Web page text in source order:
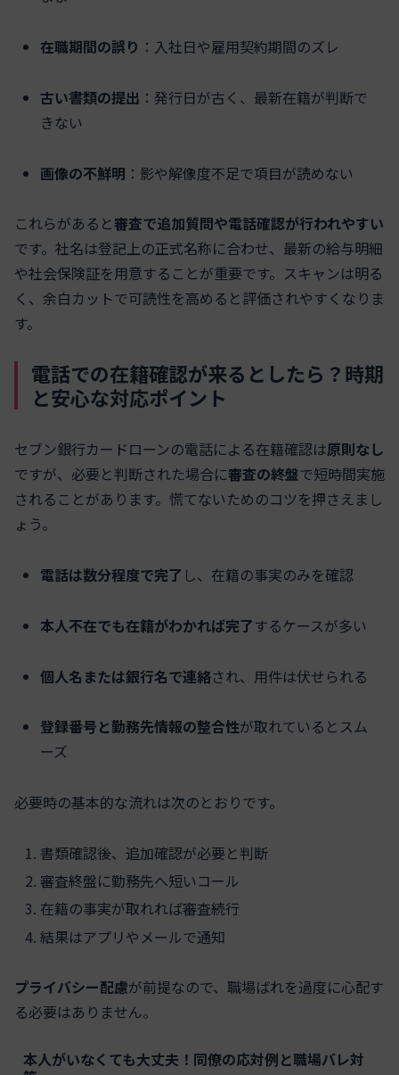
在職期間の誤り ：入社日や雇用契約期間のズレ
古い書類の提出 ：発行日が古く、最新在籍が判断で
きない
画像の不鮮明 ：影や解像度不足で項目が読めない
これらがあると審査で追加質問や電話確認が行われやすい
です。社名は登記上の正式名称に合わせ、最新の給与明細
や社会保険証を用意することが重要です。スキャンは明る
く、余白カットで可読性を高めると評価されやすくなりま
す。
電話での在籍確認が来るとしたら？時期
と安心な対応ポイント
セブン銀行カードローンの電話による在籍確認は原則なし
ですが、必要と判断された場合に審査の終盤で短時間実施
されることがあります。慌てないためのコツを押さえまし
ょう。
電話は数分程度で完了 し、在籍の事実のみを確認
本人不在でも在籍がわかれば完了するケースが多い
個人名または銀行名で連絡され、用件は伏せられる
登録番号と勤務先情報の整合性が取れているとスム
ーズ
必要時の基本的な流れは次のとおりです。
書類確認後、追加確認が必要と判断
審査終盤に勤務先へ短いコール
在籍の事実が取れれば審査続行
結果はアプリやメールで通知
プライバシー配慮が前提なので、職場ばれを過度に心配す
る必要はありません。
本人がいなくても大丈夫！同僚の応対例と職場バレ対